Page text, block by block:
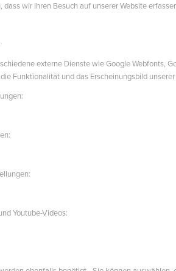
dass wir Ihren Besuch auf unserer Website
externe Dienste wie Google Webfonts,
Funktionalität und das Erscheinungsbild
Youtube-Videos: